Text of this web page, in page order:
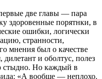
две главы — пара
здоровенные порятнки, в
ошибки, логически
странности,
мнения был о качестве
и оболтус, полез
стыдно. Но каждый в
«А вообще — неплохо.